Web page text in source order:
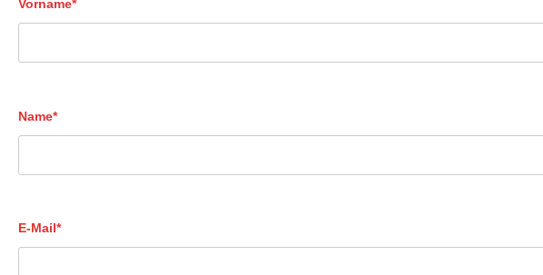
Vorname*
Name*
E-Mail*